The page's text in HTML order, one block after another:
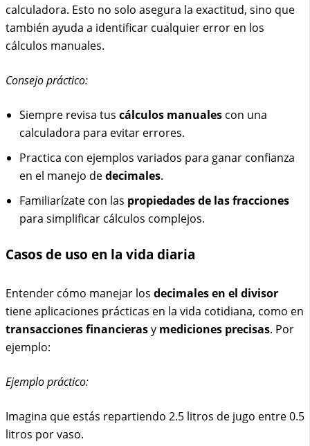
calculadora. Esto no solo asegura la exactitud, sino que
también ayuda a identificar cualquier error en los
cálculos manuales.
Consejo práctico:
Siempre revisa tus cálculos manuales con una
calculadora para evitar errores.
Practica con ejemplos variados para ganar confianza
en el manejo dedecimales.
Familiarízate con las propiedades de las fracciones
para simplificar cálculos complejos.
Casos de uso en la vida diaria
Entender cómo manejar los decimales en el divisor
tiene aplicaciones prácticas en la vida cotidiana, como en
transacciones financierasy mediciones precisas. Por
ejemplo:
Ejemplo práctico:
Imagina que estás repartiendo 2.5 litros de jugo entre 0.5
litros por vaso.